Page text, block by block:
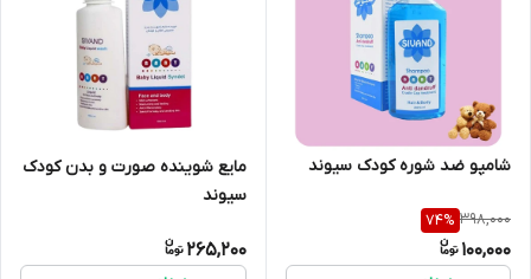
شامپو ضد شوره کودک سیوند
398,000
74%
100,000
مایع شوینده صورت و بدن کودک
سیوند
265,200